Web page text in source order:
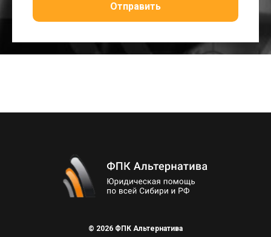
Отправить
© 2026 ФПК Альтернатива